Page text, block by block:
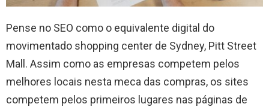
Pense no SEO como o equivalente digital do
movimentado shopping center de Sydney, Pitt Street
Mall. Assim como as empresas competem pelos
melhores locais nesta meca das compras, os sites
competem pelos primeiros lugares nas páginas de